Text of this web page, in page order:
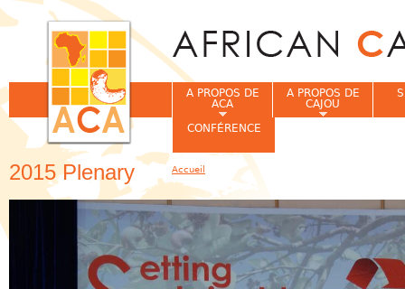
2015 Plenary
A PROPOS DE
ACA
A PROPOS DE
CAJOU
CONFÉRENCE
Vous êtes ici
Accueil